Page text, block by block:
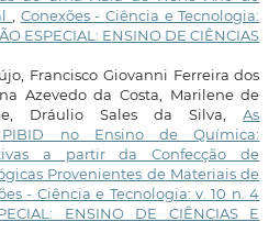
, Conexões - Ciência e Tecnologia:
ESPECIAL: ENSINO DE CIÊNCIAS
Francisco Giovanni Ferreira dos
Azevedo da Costa, Marilene de
Dráulio Sales da Silva,As
no Ensino de Química:
a partir da Confecção de
Provenientes de Materiais de
- Ciência e Tecnologia: v. 10 n. 4
ENSINO DE CIÊNCIAS E